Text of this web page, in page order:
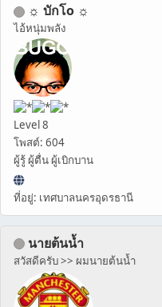
☼ บักโo ☼
ไอ้หนุ่มพลัง
Level 8
โพสต์: 604
ผู้รู้ ผู้ตื่น ผู้เบิกบาน
ที่อยู่: เทศบาลนครอุดรธานี
นายต้นน้ำ
สวัสดีครับ >> ผมนายต้นน้ำ